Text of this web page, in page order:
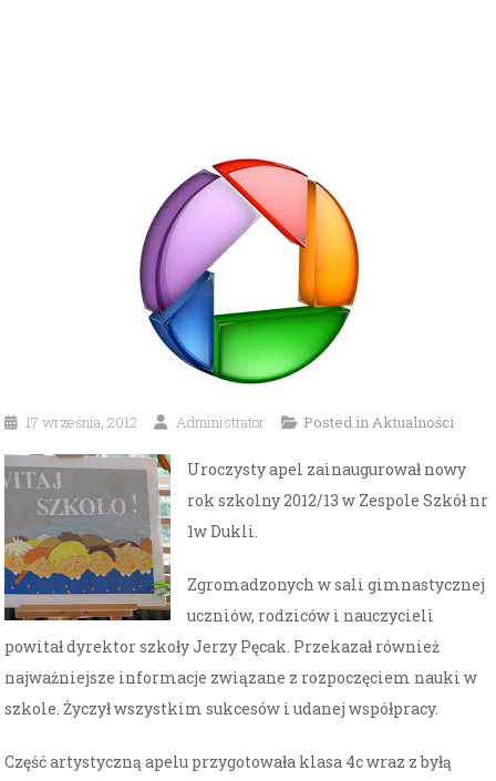
17 września, 2012 Administrator Posted inAktualności
Uroczysty apel zainaugurował nowy
rok szkolny 2012/13 w Zespole Szkół nr
1w Dukli.
Zgromadzonych w sali gimnastycznej
uczniów, rodziców i nauczycieli
powitał dyrektor szkoły Jerzy Pęcak. Przekazał również
najważniejsze informacje związane z rozpoczęciem nauki w
szkole. Życzył wszystkim sukcesów i udanej współpracy.
Część artystyczną apelu przygotowała klasa 4c wraz z byłą